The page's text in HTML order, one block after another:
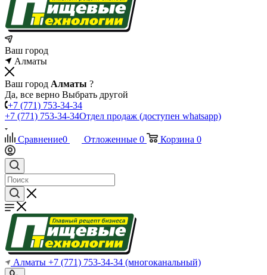
Ваш город
Алматы
Ваш город Алматы ?
Да, все верно Выбрать другой
+7 (771) 753-34-34
+7 (771) 753-34-34Отдел продаж (доступен whatsapp)
Сравнение0 Отложенные 0 Корзина 0
Алматы +7 (771) 753-34-34 (многоканальный)